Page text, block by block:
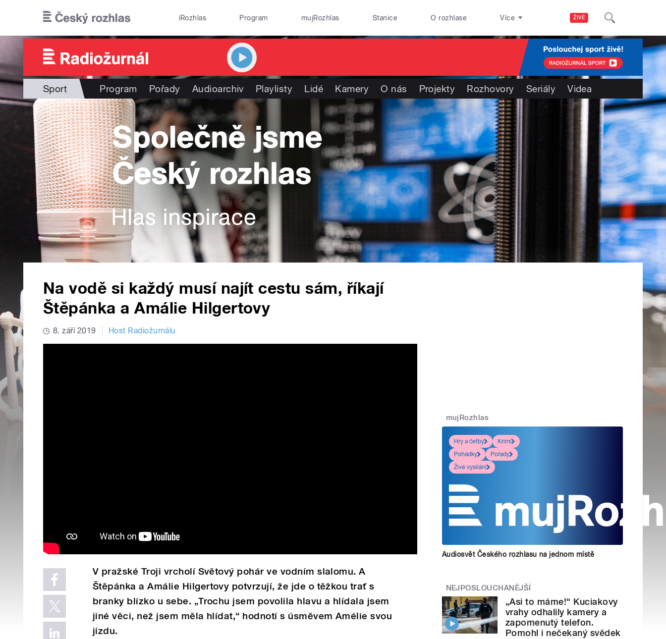
ŽIVĚ
iRozhlas Program mujRozhlas Stanice O rozhlase Více
Sport Program Pořady Audioarchiv Playlisty Lidé Kamery O nás Projekty Rozhovory Seriály Videa
Na vodě si každý musí najít cestu sám, říkají
Štěpánka a Amálie Hilgertovy
8. září 2019 Host Radiožurnálu
V pražské Troji vrcholí Světový pohár ve vodním slalomu. A
Štěpánka a Amálie Hilgertovy potvrzují, že jde o těžkou trať s
branky blízko u sebe. „Trochu jsem povolila hlavu a hlídala jsem
jiné věci, než jsem měla hlídat,“ hodnotí s úsměvem Amélie svou
jízdu.
mujRozhlas
Hry a četby
Krimi
Pohádky
Pořady
Živé vysílání
Audiosvět Českého rozhlasu na jednom místě
NEJPOSLOUCHANĚJŠÍ
„Asi to máme!“ Kuciakovy
vrahy odhalily kamery a
zapomenutý telefon.
Pomohl i nečekaný svědek